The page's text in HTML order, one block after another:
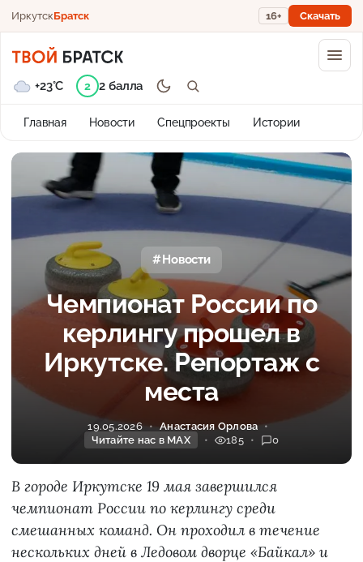
ИркутскБратск 16+ Скачать
Главная Новости Спецпроекты Истории
+23°C 2 2 балла
Новости
Чемпионат России по
керлингу прошел в
Иркутске. Репортаж с
места
19.05.2026
Анастасия Орлова
Читайте нас в MAX
185 0
В городе Иркутске 19 мая завершился
чемпионат России по керлингу среди
смешанных команд. Он проходил в течение
нескольких дней в Ледовом дворце «Байкал» и